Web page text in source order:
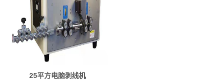
25平方电脑剥线机